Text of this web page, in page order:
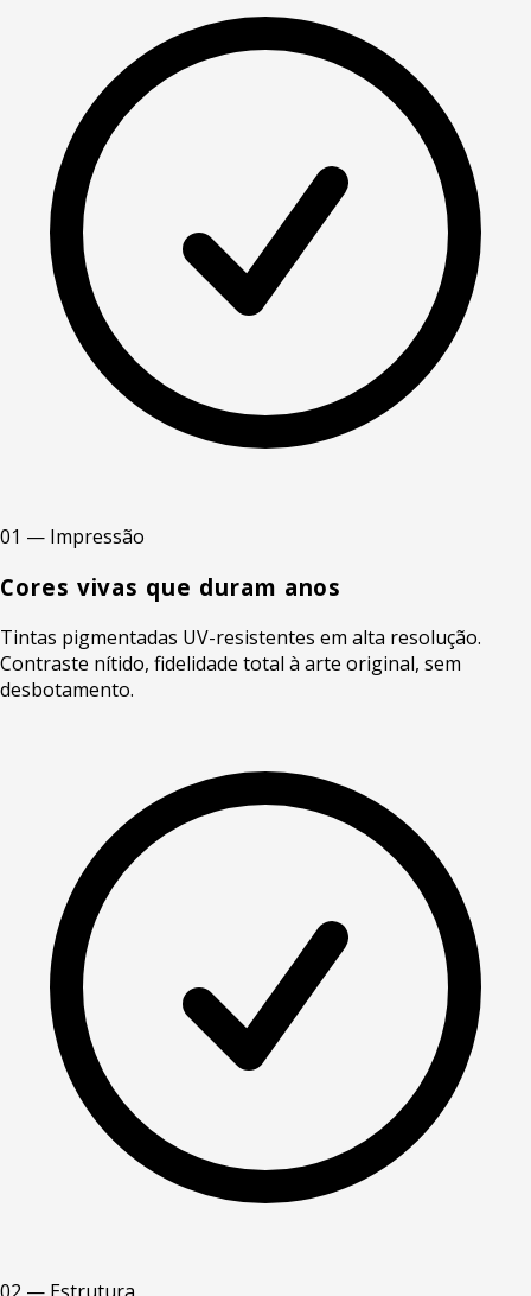
01 — Impressão
Cores vivas que duram anos
Tintas pigmentadas UV-resistentes em alta resolução.
Contraste nítido, fidelidade total à arte original, sem
desbotamento.
02 — Estrutura